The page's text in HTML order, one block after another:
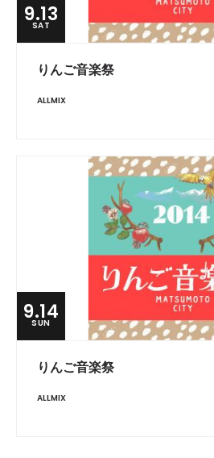
9.13
SAT
りんご音楽祭
ALLMIX
9.14
SUN
りんご音楽祭
ALLMIX